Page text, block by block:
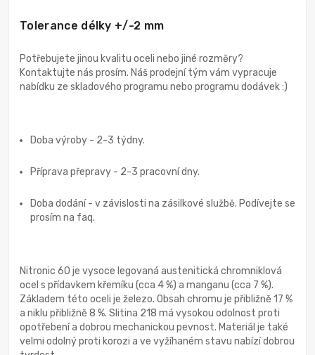
Tolerance délky +/-2 mm
Potřebujete jinou kvalitu oceli nebo jiné rozměry?
Kontaktujte nás prosím. Náš prodejní tým vám vypracuje
nabídku ze skladového programu nebo programu dodávek :)
Doba výroby - 2-3 týdny.
Příprava přepravy - 2-3 pracovní dny.
Doba dodání - v závislosti na zásilkové službě. Podívejte se
prosím na faq.
Nitronic 60 je vysoce legovaná austenitická chromniklová
ocel s přídavkem křemíku (cca 4 %) a manganu (cca 7 %).
Základem této oceli je železo. Obsah chromu je přibližně 17 %
a niklu přibližně 8 %. Slitina 218 má vysokou odolnost proti
opotřebení a dobrou mechanickou pevnost. Materiál je také
velmi odolný proti korozi a ve vyžíhaném stavu nabízí dobrou